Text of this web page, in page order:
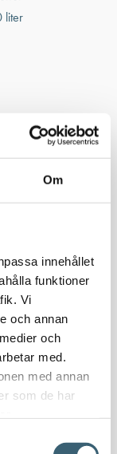
Om
innehållet
funktioner
Vi
och annan
och
med.
med annan
som de har
liter